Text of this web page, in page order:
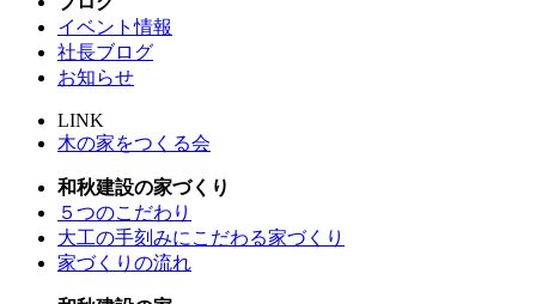
イベント情報
社長ブログ
お知らせ
LINK
木の家をつくる会
和秋建設の家づくり
５つのこだわり
大工の手刻みにこだわる家づくり
家づくりの流れ